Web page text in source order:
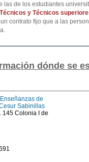
las de los estudiantes
Técnicos y Técnicos
contrato fijo que a las
dónde se
de
Sabinillas
145 Colonia I de